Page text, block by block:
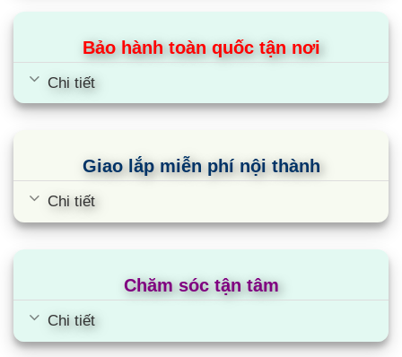
Bảo hành toàn quốc tận nơi
Chi tiết
Giao lắp miễn phí nội thành
Chi tiết
Chăm sóc tận tâm
Chi tiết